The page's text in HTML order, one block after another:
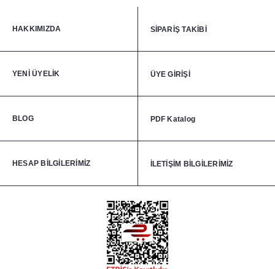
HAKKIMIZDA SİPARİŞ TAKİBİ
YENİ ÜYELİK ÜYE GİRİŞİ
BLOG PDF Katalog
HESAP BİLGİLERİMİZ İLETİŞİM BİLGİLERİMİZ